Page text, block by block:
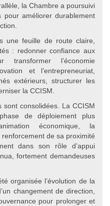
la Chambre a poursuivi
pour améliorer durablement
une feuille de route claire,
: redonner confiance aux
transformer l’économie
et l’entrepreneuriat,
extérieurs, structurer les
la CCISM.
consolidées. La CCISM
de déploiement plus
économique, la
de sa proximité
dans son rôle d’appui
fortement demandeuses
organisée l’évolution de la
changement de direction,
pour prolonger et